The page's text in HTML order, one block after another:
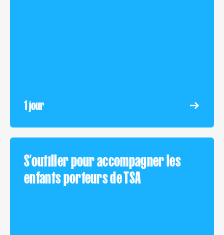
1 jour
S’outiller pour accompagner les
enfants porteurs de TSA